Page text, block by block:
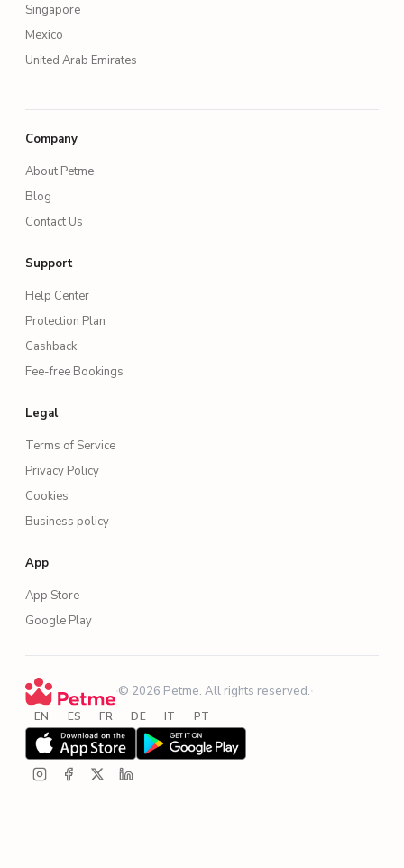
Singapore
Mexico
United Arab Emirates
Company
About Petme
Blog
Contact Us
Support
Help Center
Protection Plan
Cashback
Fee-free Bookings
Legal
Terms of Service
Privacy Policy
Cookies
Business policy
App
App Store
Google Play
·© 2026 Petme. All rights reserved.·
EN ES FR DE IT PT